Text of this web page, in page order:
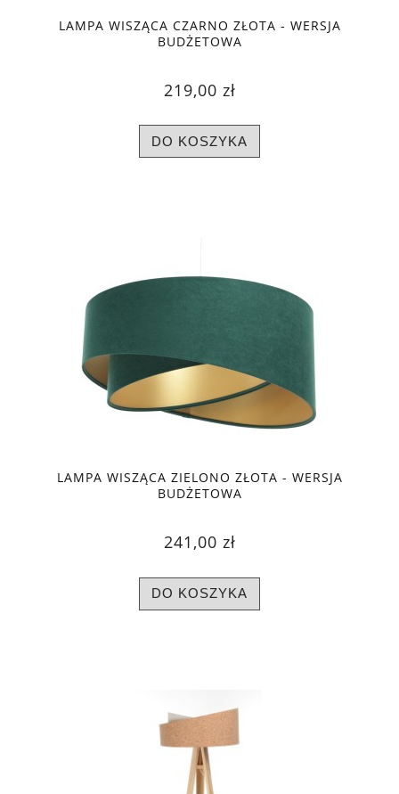
LAMPA WISZĄCA CZARNO ZŁOTA - WERSJA
BUDŻETOWA
219,00 zł
DO KOSZYKA
LAMPA WISZĄCA ZIELONO ZŁOTA - WERSJA
BUDŻETOWA
241,00 zł
DO KOSZYKA